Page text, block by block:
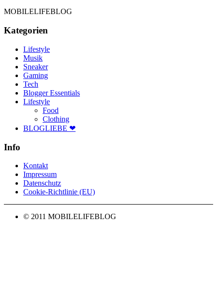
MOBILELIFEBLOG
Kategorien
Lifestyle
Musik
Sneaker
Gaming
Tech
Blogger Essentials
Lifestyle
Food
Clothing
BLOGLIEBE ❤
Info
Kontakt
Impressum
Datenschutz
Cookie-Richtlinie (EU)
© 2011 MOBILELIFEBLOG